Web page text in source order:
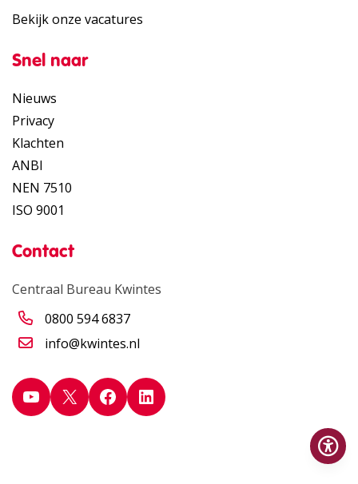
Bekijk onze vacatures
Snel naar
Nieuws
Privacy
Klachten
ANBI
NEN 7510
ISO 9001
Contact
Centraal Bureau Kwintes
0800 594 6837
info@kwintes.nl
YouTube
X FacebookLinkedIn